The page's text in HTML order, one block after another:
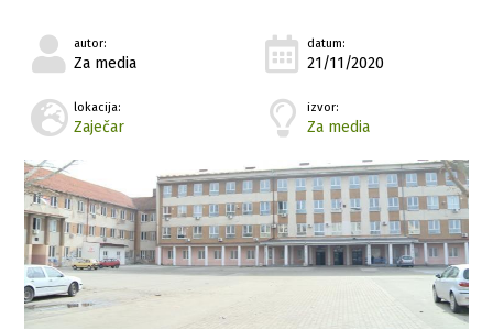
autor:
Za media
datum:
21/11/2020
lokacija:
Zaječar
izvor:
Za media